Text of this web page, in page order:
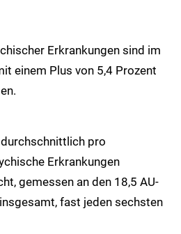
Erkrankungen sind im
einem Plus von 5,4 Prozent
pro
Erkrankungen
gemessen an den 18,5 AU-
fast jeden sechsten